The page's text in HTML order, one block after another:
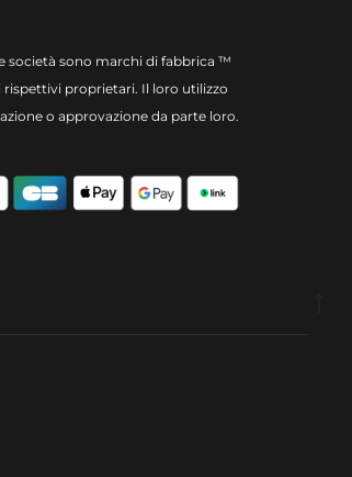
società sono marchi di fabbrica ™
proprietari. Il loro utilizzo
o approvazione da parte loro.